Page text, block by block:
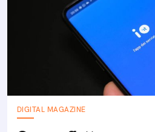
DIGITAL MAGAZINE